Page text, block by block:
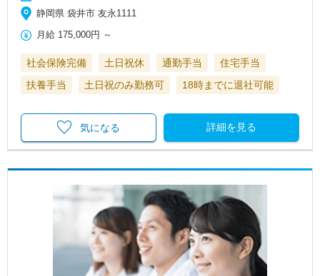
静岡県 袋井市 友永1111
月給 175,000円 ～
社会保険完備 土日祝休 通勤手当
住宅手当
扶養手当
土日祝のみ勤務可 18時までに退社可能
詳細を見る
気になる